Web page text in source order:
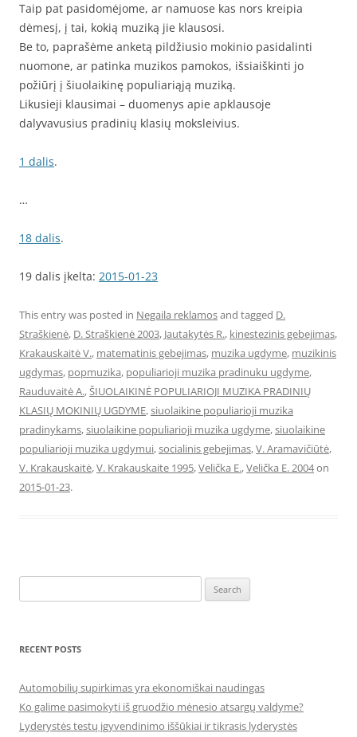
Taip pat pasidomėjome, ar namuose kas nors kreipia
dėmesį, į tai, kokią muziką jie klausosi.
Be to, paprašėme anketą pildžiusio mokinio pasidalinti
nuomone, ar patinka muzikos pamokos, išsiaiškinti jo
požiūrį į šiuolaikinę populiariąją muziką.
Likusieji klausimai – duomenys apie apklausoje
dalyvavusius pradinių klasių moksleivius.
1 dalis.
…
18 dalis.
19 dalis įkelta: 2015-01-23
This entry was posted in Negaila reklamosand tagged D.
Straškienė, D. Straškienė 2003, Jautakytės R., kinestezinis gebejimas,
Krakauskaitė V., matematinis gebejimas, muzika ugdyme, muzikinis
ugdymas, popmuzika, populiarioji muzika pradinuku ugdyme,
Rauduvaitė A.,ŠIUOLAIKINĖ POPULIARIOJI MUZIKA PRADINIŲ
KLASIŲ MOKINIŲ UGDYME,siuolaikine populiarioji muzika
pradinykams,siuolaikine populiarioji muzika ugdyme,siuolaikine
populiarioji muzika ugdymui,socialinis gebejimas,V. Aramavičiūtė,
V. Krakauskaitė,V. Krakauskaite 1995,Velička E.,Velička E. 2004on
2015-01-23.
for:
RECENT POSTS
Automobilių supirkimas yra ekonomiškai naudingas
Ko galime pasimokyti iš gruodžio mėnesio atsargų valdyme?
Lyderystės testų įgyvendinimo iššūkiai ir tikrasis lyderystės